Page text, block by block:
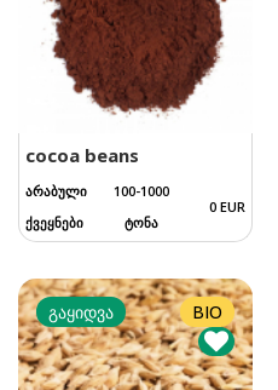
cocoa beans
არაბული
ქვეყნები
100-1000
ტონა
0 EUR
გაყიდვა BIO